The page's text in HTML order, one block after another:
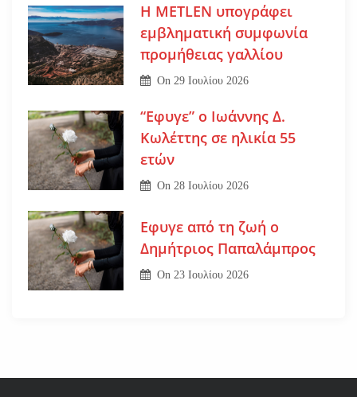
Η METLEN υπογράφει
εμβληματική συμφωνία
προμήθειας γαλλίου
On 29 Ιουλίου 2026
“Εφυγε” ο Ιωάννης Δ.
Κωλέττης σε ηλικία 55
ετών
On 28 Ιουλίου 2026
Εφυγε από τη ζωή ο
Δημήτριος Παπαλάμπρος
On23 Ιουλίου 2026